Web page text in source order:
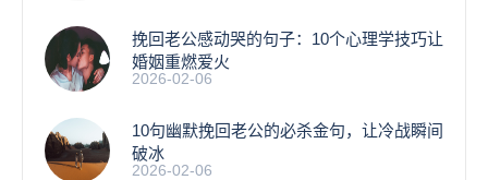
挽回老公感动哭的句子：10个心理学技巧让
婚姻重燃爱火
2026-02-06
10句幽默挽回老公的必杀金句，让冷战瞬间
破冰
2026-02-06